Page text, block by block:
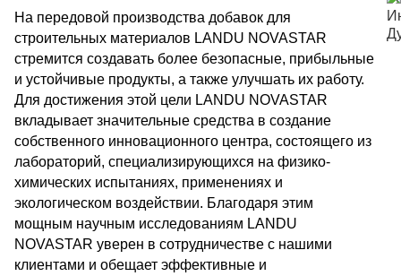
На передовой производства добавок для
строительных материалов LANDU NOVASTAR
стремится создавать более безопасные, прибыльные
и устойчивые продукты, а также улучшать их работу.
Для достижения этой цели LANDU NOVASTAR
вкладывает значительные средства в создание
собственного инновационного центра, состоящего из
лабораторий, специализирующихся на физико-
химических испытаниях, применениях и
экологическом воздействии. Благодаря этим
мощным научным исследованиям LANDU
NOVASTAR уверен в сотрудничестве с нашими
клиентами и обещает эффективные и